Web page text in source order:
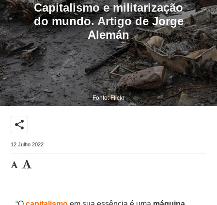
Capitalismo e militarização
do mundo. Artigo de Jorge
Alemán
Fonte: Flickr
share
12 Julho 2022